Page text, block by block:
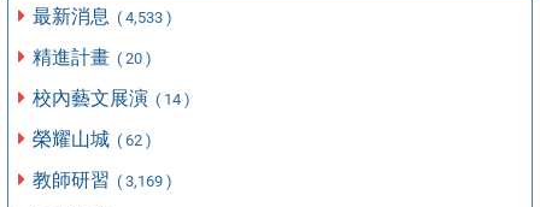
最新消息 ( 4,533 )
精進計畫 ( 20 )
校內藝文展演 ( 14 )
榮耀山城 ( 62 )
教師研習 ( 3,169 )